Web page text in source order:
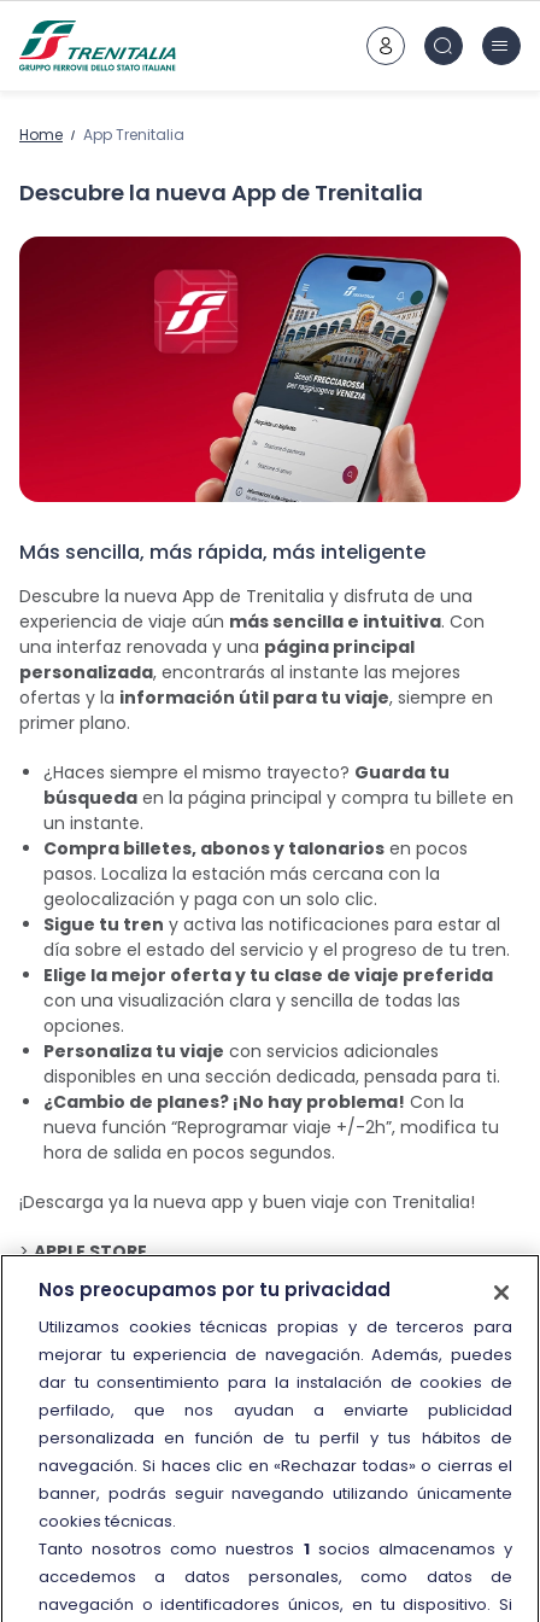
Home App Trenitalia
Descubre la nueva App de Trenitalia
Más sencilla, más rápida, más inteligente
Descubre la nueva App de Trenitalia y disfruta de una
experiencia de viaje aún más sencilla e intuitiva. Con
una interfaz renovada y una página principal
personalizada, encontrarás al instante las mejores
ofertas y la información útil para tu viaje, siempre en
primer plano.
¿Haces siempre el mismo trayecto? Guarda tu
búsqueda en la página principal y compra tu billete en
un instante.
Compra billetes, abonos y talonarios en pocos
pasos. Localiza la estación más cercana con la
geolocalización y paga con un solo clic.
Sigue tu tren y activa las notificaciones para estar al
día sobre el estado del servicio y el progreso de tu tren.
Elige la mejor oferta y tu clase de viaje preferida
con una visualización clara y sencilla de todas las
opciones.
Personaliza tu viaje con servicios adicionales
disponibles en una sección dedicada, pensada para ti.
¿Cambio de planes? ¡No hay problema! Con la
nueva función “Reprogramar viaje +/-2h”, modifica tu
hora de salida en pocos segundos.
¡Descarga ya la nueva app y buen viaje con Trenitalia!
>APPLE STORE
GOOGLE PLAY
Información y contacto
Call Center
Oficinas de atención al cliente
Personas con movilidad reducida
Nos preocupamos por tu privacidad
Utilizamos cookies técnicas propias y de terceros para
mejorar tu experiencia de navegación. Además, puedes
dar tu consentimiento para la instalación de cookies de
perfilado, que nos ayudan a enviarte publicidad
personalizada en función de tu perfil y tus hábitos de
navegación. Si haces clic en «Rechazar todas» o cierras el
banner, podrás seguir navegando utilizando únicamente
cookies técnicas.
Tanto nosotros como nuestros 1socios almacenamos y
accedemos a datos personales, como datos de
navegación o identificadores únicos, en tu dispositivo. Si